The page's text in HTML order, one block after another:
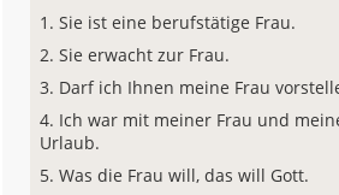
Sie ist eine berufstätige Frau.
Sie erwacht zur Frau.
Darf ich Ihnen meine Frau
Ich war mit meiner Frau und
Urlaub.
Was die Frau will, das will Gott.